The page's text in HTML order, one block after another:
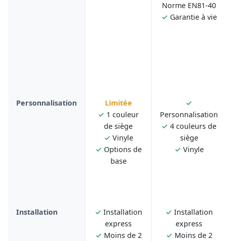
Norme EN81-40
✓ Garantie à vie
Personnalisation
Limitée
✓ 1 couleur
de siège
✓ Vinyle
✓ Options de
base
✓
Personnalisation
✓ 4 couleurs de
siège
✓ Vinyle
Installation ✓ Installation
express
✓ Moins de 2
✓ Installation
express
✓ Moins de 2